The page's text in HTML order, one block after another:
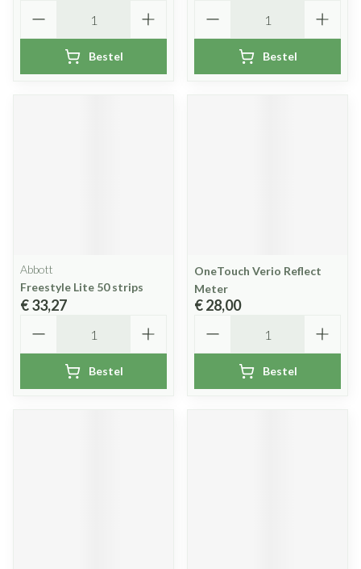
Bestel Bestel
Abbott
Freestyle Lite 50 strips
€ 33,27
Bestel
OneTouch Verio Reflect
Meter
€ 28,00
Bestel